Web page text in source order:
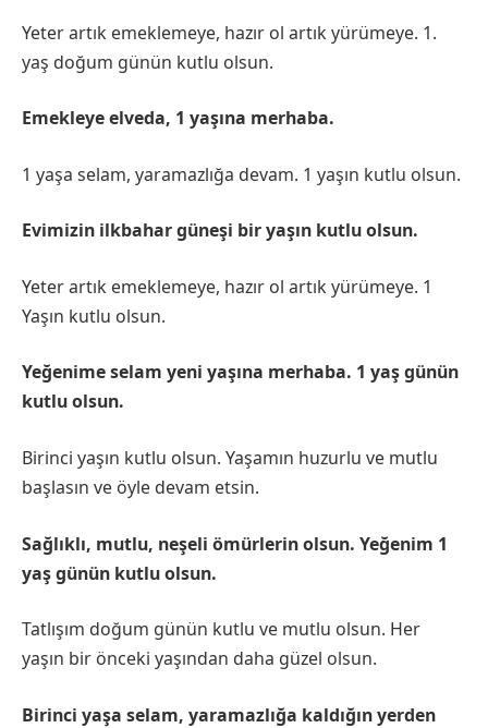
Yeter artık emeklemeye, hazır ol artık yürümeye. 1.
yaş doğum günün kutlu olsun.
Emekleye elveda, 1 yaşına merhaba.
1 yaşa selam, yaramazlığa devam. 1 yaşın kutlu olsun.
Evimizin ilkbahar güneşi bir yaşın kutlu olsun.
Yeter artık emeklemeye, hazır ol artık yürümeye. 1
Yaşın kutlu olsun.
Yeğenime selam yeni yaşına merhaba. 1 yaş günün
kutlu olsun.
Birinci yaşın kutlu olsun. Yaşamın huzurlu ve mutlu
başlasın ve öyle devam etsin.
Sağlıklı, mutlu, neşeli ömürlerin olsun. Yeğenim 1
yaş günün kutlu olsun.
Tatlışım doğum günün kutlu ve mutlu olsun. Her
yaşın bir önceki yaşından daha güzel olsun.
Birinci yaşa selam, yaramazlığa kaldığın yerden